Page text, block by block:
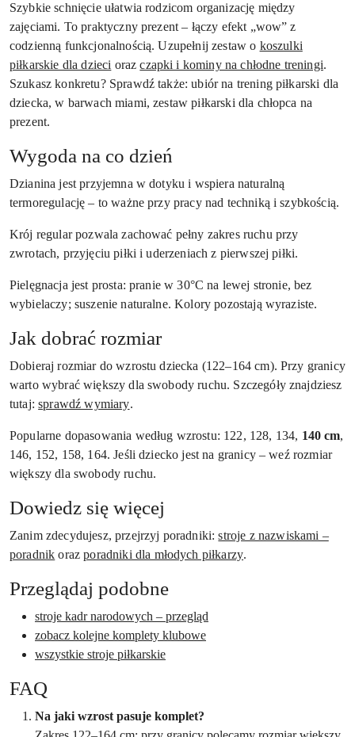
Szybkie schnięcie ułatwia rodzicom organizację między
zajęciami. To praktyczny prezent – łączy efekt „wow” z
codzienną funkcjonalnością. Uzupełnij zestaw o koszulki
piłkarskie dla dzieci oraz czapki i kominy na chłodne treningi.
Szukasz konkretu? Sprawdź także: ubiór na trening piłkarski dla
dziecka, w barwach miami, zestaw piłkarski dla chłopca na
prezent.
Wygoda na co dzień
Dzianina jest przyjemna w dotyku i wspiera naturalną
termoregulację – to ważne przy pracy nad techniką i szybkością.
Krój regular pozwala zachować pełny zakres ruchu przy
zwrotach, przyjęciu piłki i uderzeniach z pierwszej piłki.
Pielęgnacja jest prosta: pranie w 30°C na lewej stronie, bez
wybielaczy; suszenie naturalne. Kolory pozostają wyraziste.
Jak dobrać rozmiar
Dobieraj rozmiar do wzrostu dziecka (122–164 cm). Przy granicy
warto wybrać większy dla swobody ruchu. Szczegóły znajdziesz
tutaj: sprawdź wymiary.
Popularne dopasowania według wzrostu: 122, 128, 134, 140 cm,
146, 152, 158, 164. Jeśli dziecko jest na granicy – weź rozmiar
większy dla swobody ruchu.
Dowiedz się więcej
Zanim zdecydujesz, przejrzyj poradniki: stroje z nazwiskami –
poradnik oraz poradniki dla młodych piłkarzy.
Przeglądaj podobne
stroje kadr narodowych – przegląd
zobacz kolejne komplety klubowe
wszystkie stroje piłkarskie
FAQ
Na jaki wzrost pasuje komplet?